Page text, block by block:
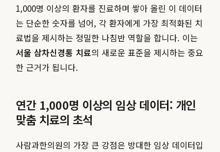
1,000명 이상의 환자를 진료하며 쌓아 올린 이 데이터
는 단순한 숫자를 넘어, 각 환자에게 가장 최적화된 치
료법을 제시하는 정밀한 나침반 역할을 합니다. 이는
서울 삼차신경통 치료의 새로운 표준을 제시하는 중요
한 근거가 됩니다.
연간 1,000명 이상의 임상 데이터: 개인
맞춤 치료의 초석
사람과한의원의 가장 큰 강점은 방대한 임상 데이터입